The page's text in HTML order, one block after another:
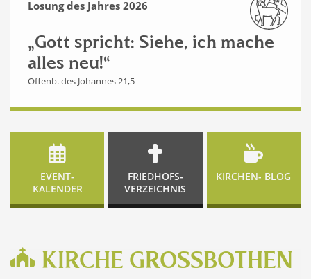
Losung des Jahres 2026
„Gott spricht: Siehe, ich mache
alles neu!“
Offenb. des Johannes 21,5
EVENT-
KALENDER
FRIEDHOFS-
VERZEICHNIS
KIRCHEN- BLOG
KIRCHE GROSSBOTHEN